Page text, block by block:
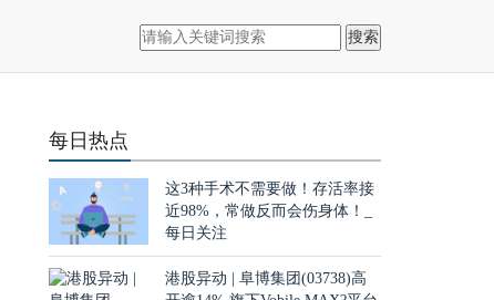
搜索
每日热点
这3种手术不需要做！存活率接
近98%，常做反而会伤身体！_
每日关注
港股异动 | 阜博集团(03738)高